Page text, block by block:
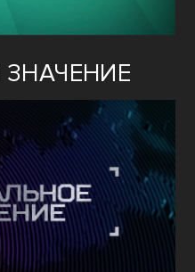
ЗНАЧЕНИЕ